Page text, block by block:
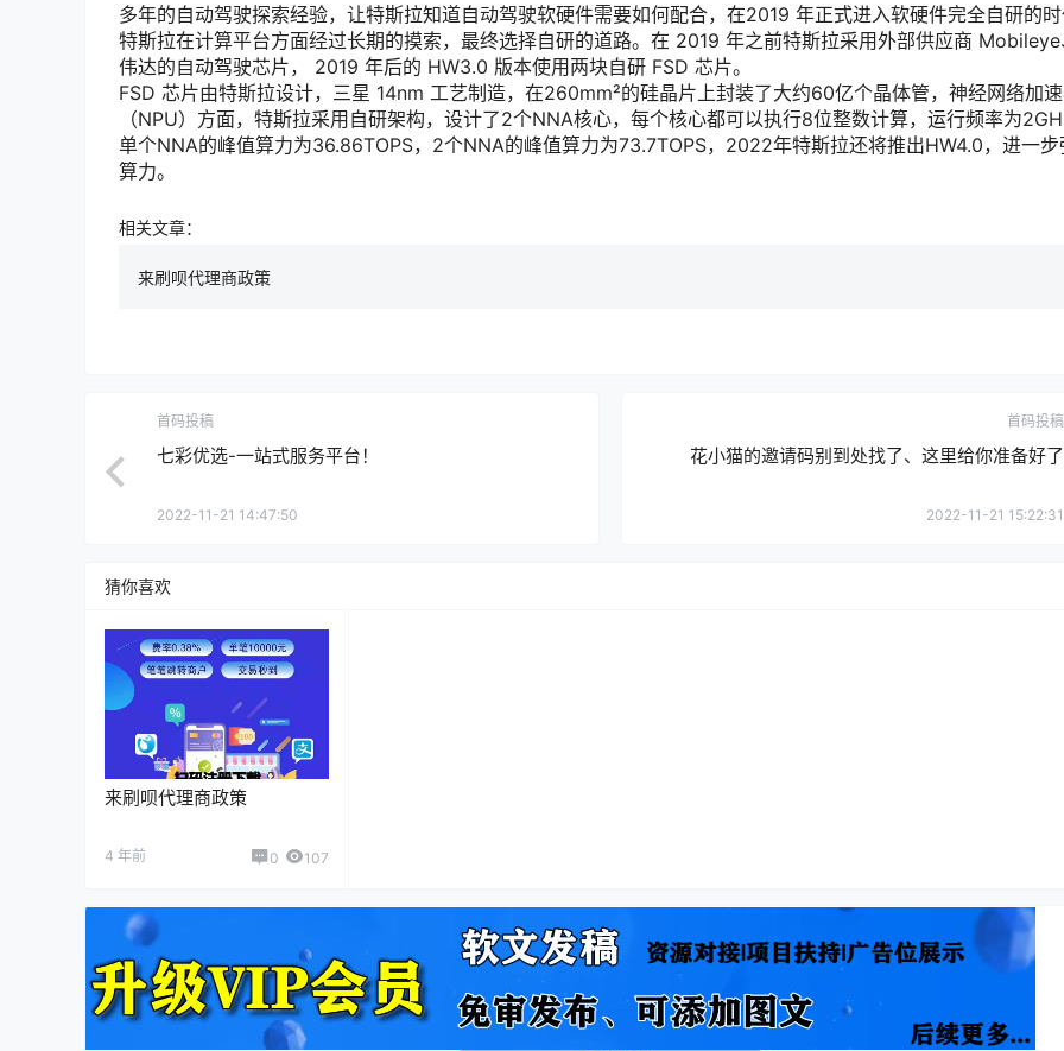
多年的自动驾驶探索经验，让特斯拉知道自动驾驶软硬件需要如何配合，在2019 年正式进入软硬件完全自研的时
特斯拉在计算平台方面经过长期的摸索，最终选择自研的道路。在 2019 年之前特斯拉采用外部供应商
伟达的自动驾驶芯片， 2019 年后的 HW3.0 版本使用两块自研 FSD 芯片。
FSD 芯片由特斯拉设计，三星 14nm 工艺制造，在260mm²的硅晶片上封装了大约60亿个晶体管，神经网络加
（NPU）方面，特斯拉采用自研架构，设计了2个NNA核心，每个核心都可以执行8位整数计算，运行频率为
单个NNA的峰值算力为36.86TOPS，2个NNA的峰值算力为73.7TOPS，2022年特斯拉还将推出HW4.0，进一步
算力。
相关文章：
来刷呗代理商政策
首码投稿
七彩优选-一站式服务平台！
2022-11-21 14:47:50
首码投稿
花小猫的邀请码别到处找了、这里给你准备好了
2022-11-21 15:22:31
猜你喜欢
来刷呗代理商政策
4 年前 0 107